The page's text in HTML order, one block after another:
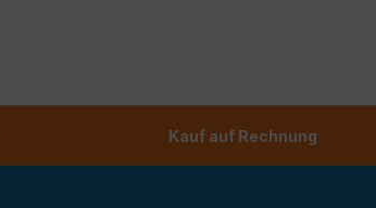
Kauf auf Rechnung